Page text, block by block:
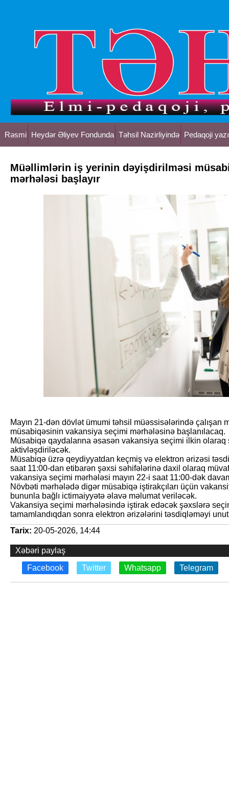
Rəsmi Heydər Əliyev Fondunda Təhsil Nazirliyində Pedaqoji
Müəllimlərin iş yerinin dəyişdirilməsi
mərhələsi başlayır
Mayın 21-dən dövlət ümumi təhsil müəssisələrində
müsabiqəsinin vakansiya seçimi mərhələsinə başlanılacaq.
Müsabiqə qaydalarına əsasən vakansiya seçimi ilkin
aktivləşdiriləcək.
Müsabiqə üzrə qeydiyyatdan keçmiş və elektron ərizəsi
saat 11:00-dan etibarən şəxsi səhifələrinə daxil olaraq
vakansiya seçimi mərhələsi mayın 22-i saat 11:00-dək
Növbəti mərhələdə digər müsabiqə iştirakçıları üçün
bununla bağlı ictimaiyyətə əlavə məlumat veriləcək.
Vakansiya seçimi mərhələsində iştirak edəcək şəxslərə
tamamlandıqdan sonra elektron ərizələrini təsdiqləməyi
Tarix: 20-05-2026, 14:44
Xəbəri paylaş
Facebook
Twitter Whatsapp Telegram